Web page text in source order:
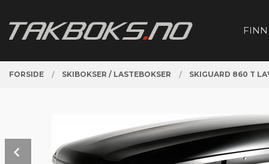
innholdet
FINN
FORSIDE SKIBOKSER / LASTEBOKSER SKIGUARD 860 T
Prev